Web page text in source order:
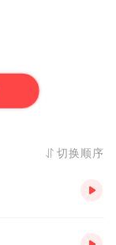
切换顺序